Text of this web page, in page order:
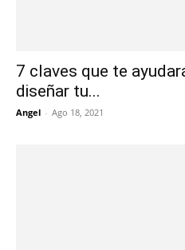
7 claves que te
diseñar tu...
Angel - Ago 18, 2021